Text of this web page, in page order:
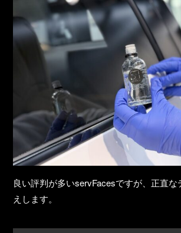
良い評判が多いservFacesですが、正直
えします。